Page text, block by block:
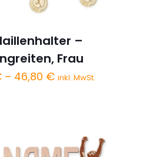
–
Frau
– 46,80 €Preisspanne:
inkl. MwSt.